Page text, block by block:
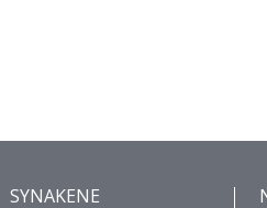
SYNAKENE